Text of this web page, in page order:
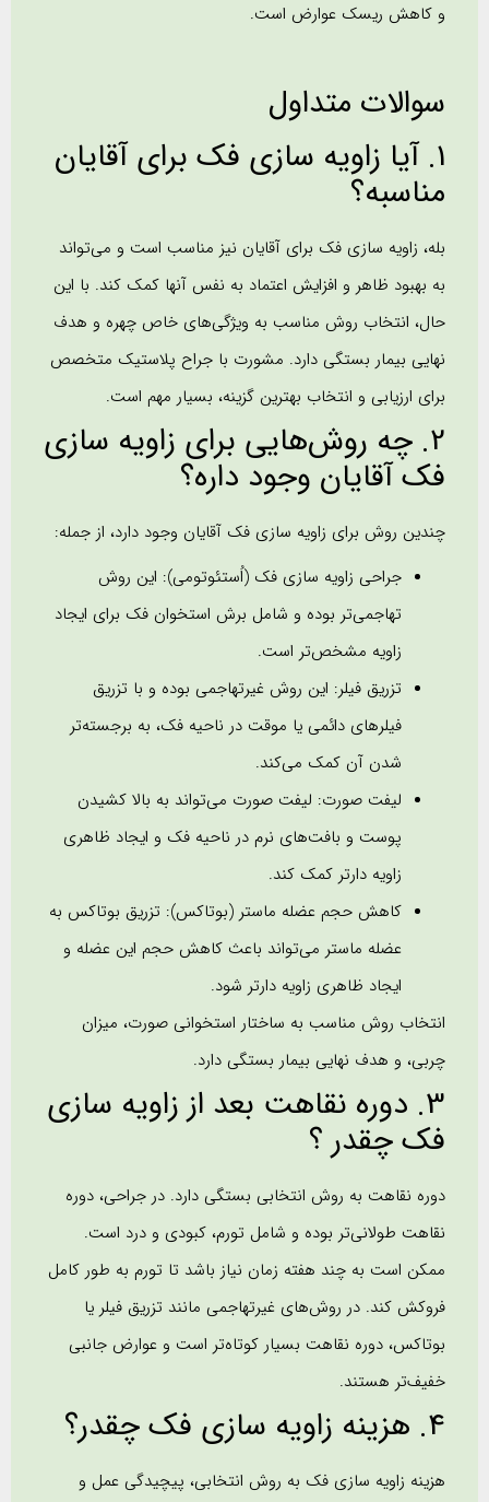
و کاهش ریسک عوارض است.
سوالات متداول
1. آیا زاویه سازی فک برای آقایان
مناسبه؟
بله، زاویه سازی فک برای آقایان نیز مناسب است و می‌تواند
به بهبود ظاهر و افزایش اعتماد به نفس آنها کمک کند. با این
حال، انتخاب روش مناسب به ویژگی‌های خاص چهره و هدف
نهایی بیمار بستگی دارد. مشورت با جراح پلاستیک متخصص
برای ارزیابی و انتخاب بهترین گزینه، بسیار مهم است.
2. چه روش‌هایی برای زاویه سازی
فک آقایان وجود داره؟
چندین روش برای زاویه سازی فک آقایان وجود دارد، از جمله:
جراحی زاویه سازی فک (اُستئوتومی): این روش
تهاجمی‌تر بوده و شامل برش استخوان فک برای ایجاد
زاویه مشخص‌تر است.
تزریق فیلر: این روش غیرتهاجمی بوده و با تزریق
فیلرهای دائمی یا موقت در ناحیه فک، به برجسته‌تر
شدن آن کمک می‌کند.
لیفت صورت: لیفت صورت می‌تواند به بالا کشیدن
پوست و بافت‌های نرم در ناحیه فک و ایجاد ظاهری
زاویه دارتر کمک کند.
کاهش حجم عضله ماستر (بوتاکس): تزریق بوتاکس به
عضله ماستر می‌تواند باعث کاهش حجم این عضله و
ایجاد ظاهری زاویه دارتر شود.
انتخاب روش مناسب به ساختار استخوانی صورت، میزان
چربی، و هدف نهایی بیمار بستگی دارد.
3. دوره نقاهت بعد از زاویه سازی
فک چقدر ؟
دوره نقاهت به روش انتخابی بستگی دارد. در جراحی، دوره
نقاهت طولانی‌تر بوده و شامل تورم، کبودی و درد است.
ممکن است به چند هفته زمان نیاز باشد تا تورم به طور کامل
فروکش کند. در روش‌های غیرتهاجمی مانند تزریق فیلر یا
بوتاکس، دوره نقاهت بسیار کوتاه‌تر است و عوارض جانبی
خفیف‌تر هستند.
4. هزینه زاویه سازی فک چقدر؟
هزینه زاویه سازی فک به روش انتخابی، پیچیدگی عمل و